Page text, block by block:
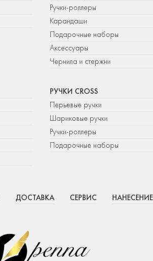
Ручки-роллеры
Карандаши
Подарочные наборы
Аксессуары
Чернила и стержни
РУЧКИ CROSS
Перьевые ручки
Шариковые ручки
Ручки-роллеры
Подарочные наборы
ДОСТАВКА СЕРВИС НАНЕСЕНИЕ